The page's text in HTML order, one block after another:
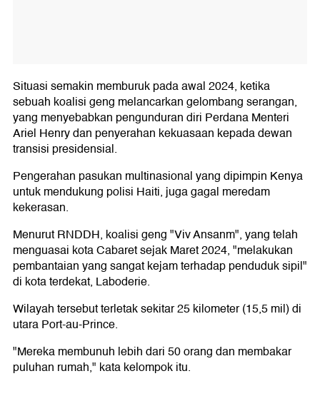
Situasi semakin memburuk pada awal 2024, ketika
sebuah koalisi geng melancarkan gelombang serangan,
yang menyebabkan pengunduran diri Perdana Menteri
Ariel Henry dan penyerahan kekuasaan kepada dewan
transisi presidensial.
Pengerahan pasukan multinasional yang dipimpin Kenya
untuk mendukung polisi Haiti, juga gagal meredam
kekerasan.
Menurut RNDDH, koalisi geng "Viv Ansanm", yang telah
menguasai kota Cabaret sejak Maret 2024, "melakukan
pembantaian yang sangat kejam terhadap penduduk sipil"
di kota terdekat, Laboderie.
Wilayah tersebut terletak sekitar 25 kilometer (15,5 mil) di
utara Port-au-Prince.
"Mereka membunuh lebih dari 50 orang dan membakar
puluhan rumah," kata kelompok itu.